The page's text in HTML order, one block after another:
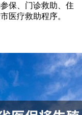
保、门诊救助、住
医疗救助程序。